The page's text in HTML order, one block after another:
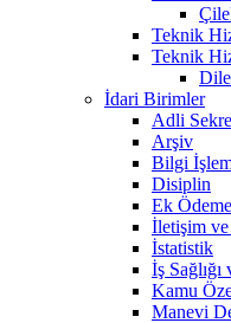
Teknik
Teknik
İdari Birimler
Adli
Arşiv
Bilgi
Disiplin
Ek
İletişim ve
İstatistik
İş
Kamu
Manevi